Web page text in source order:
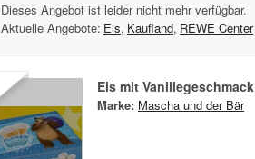
Dieses Angebot ist leider nicht mehr verfügbar.
Aktuelle Angebote: Eis, Kaufland, REWE Center
Eis mit Vanillegeschmack
Marke: Mascha und der Bär